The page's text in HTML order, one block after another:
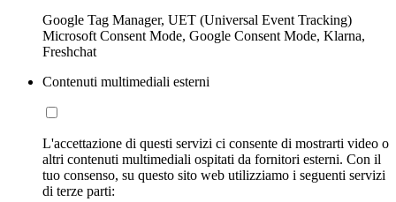
Google Tag Manager, UET (Universal Event Tracking)
Microsoft Consent Mode, Google Consent Mode, Klarna,
Freshchat
Contenuti multimediali esterni
L'accettazione di questi servizi ci consente di mostrarti video o
altri contenuti multimediali ospitati da fornitori esterni. Con il
tuo consenso, su questo sito web utilizziamo i seguenti servizi
di terze parti: